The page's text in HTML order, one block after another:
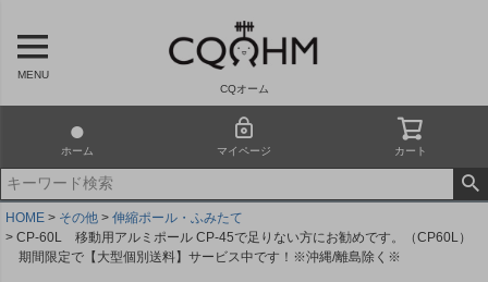
MENU
CQオーム
ホーム マイページ カート
HOME その他
伸縮ポール・ふみたて
CP-60L 移動用アルミポール CP-45で足りない方にお勧めです。（CP60L）
期間限定で【大型個別送料】サービス中です！※沖縄/離島除く※